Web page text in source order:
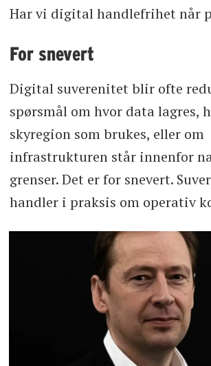
Har vi digital handlefrihet når
For snevert
Digital suverenitet blir ofte
spørsmål om hvor data lagres,
skyregion som brukes, eller om
infrastrukturen står innenfor
grenser. Det er for snevert.
handler i praksis om operativ